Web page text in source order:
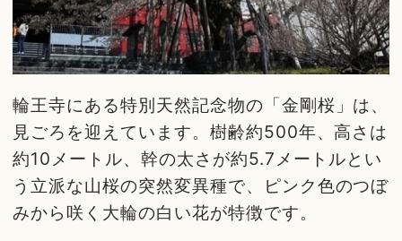
輪王寺にある特別天然記念物の「金剛桜」は、
見ごろを迎えています。樹齢約500年、高さは
約10メートル、幹の太さが約5.7メートルとい
う立派な山桜の突然変異種で、ピンク色のつぼ
みから咲く大輪の白い花が特徴です。